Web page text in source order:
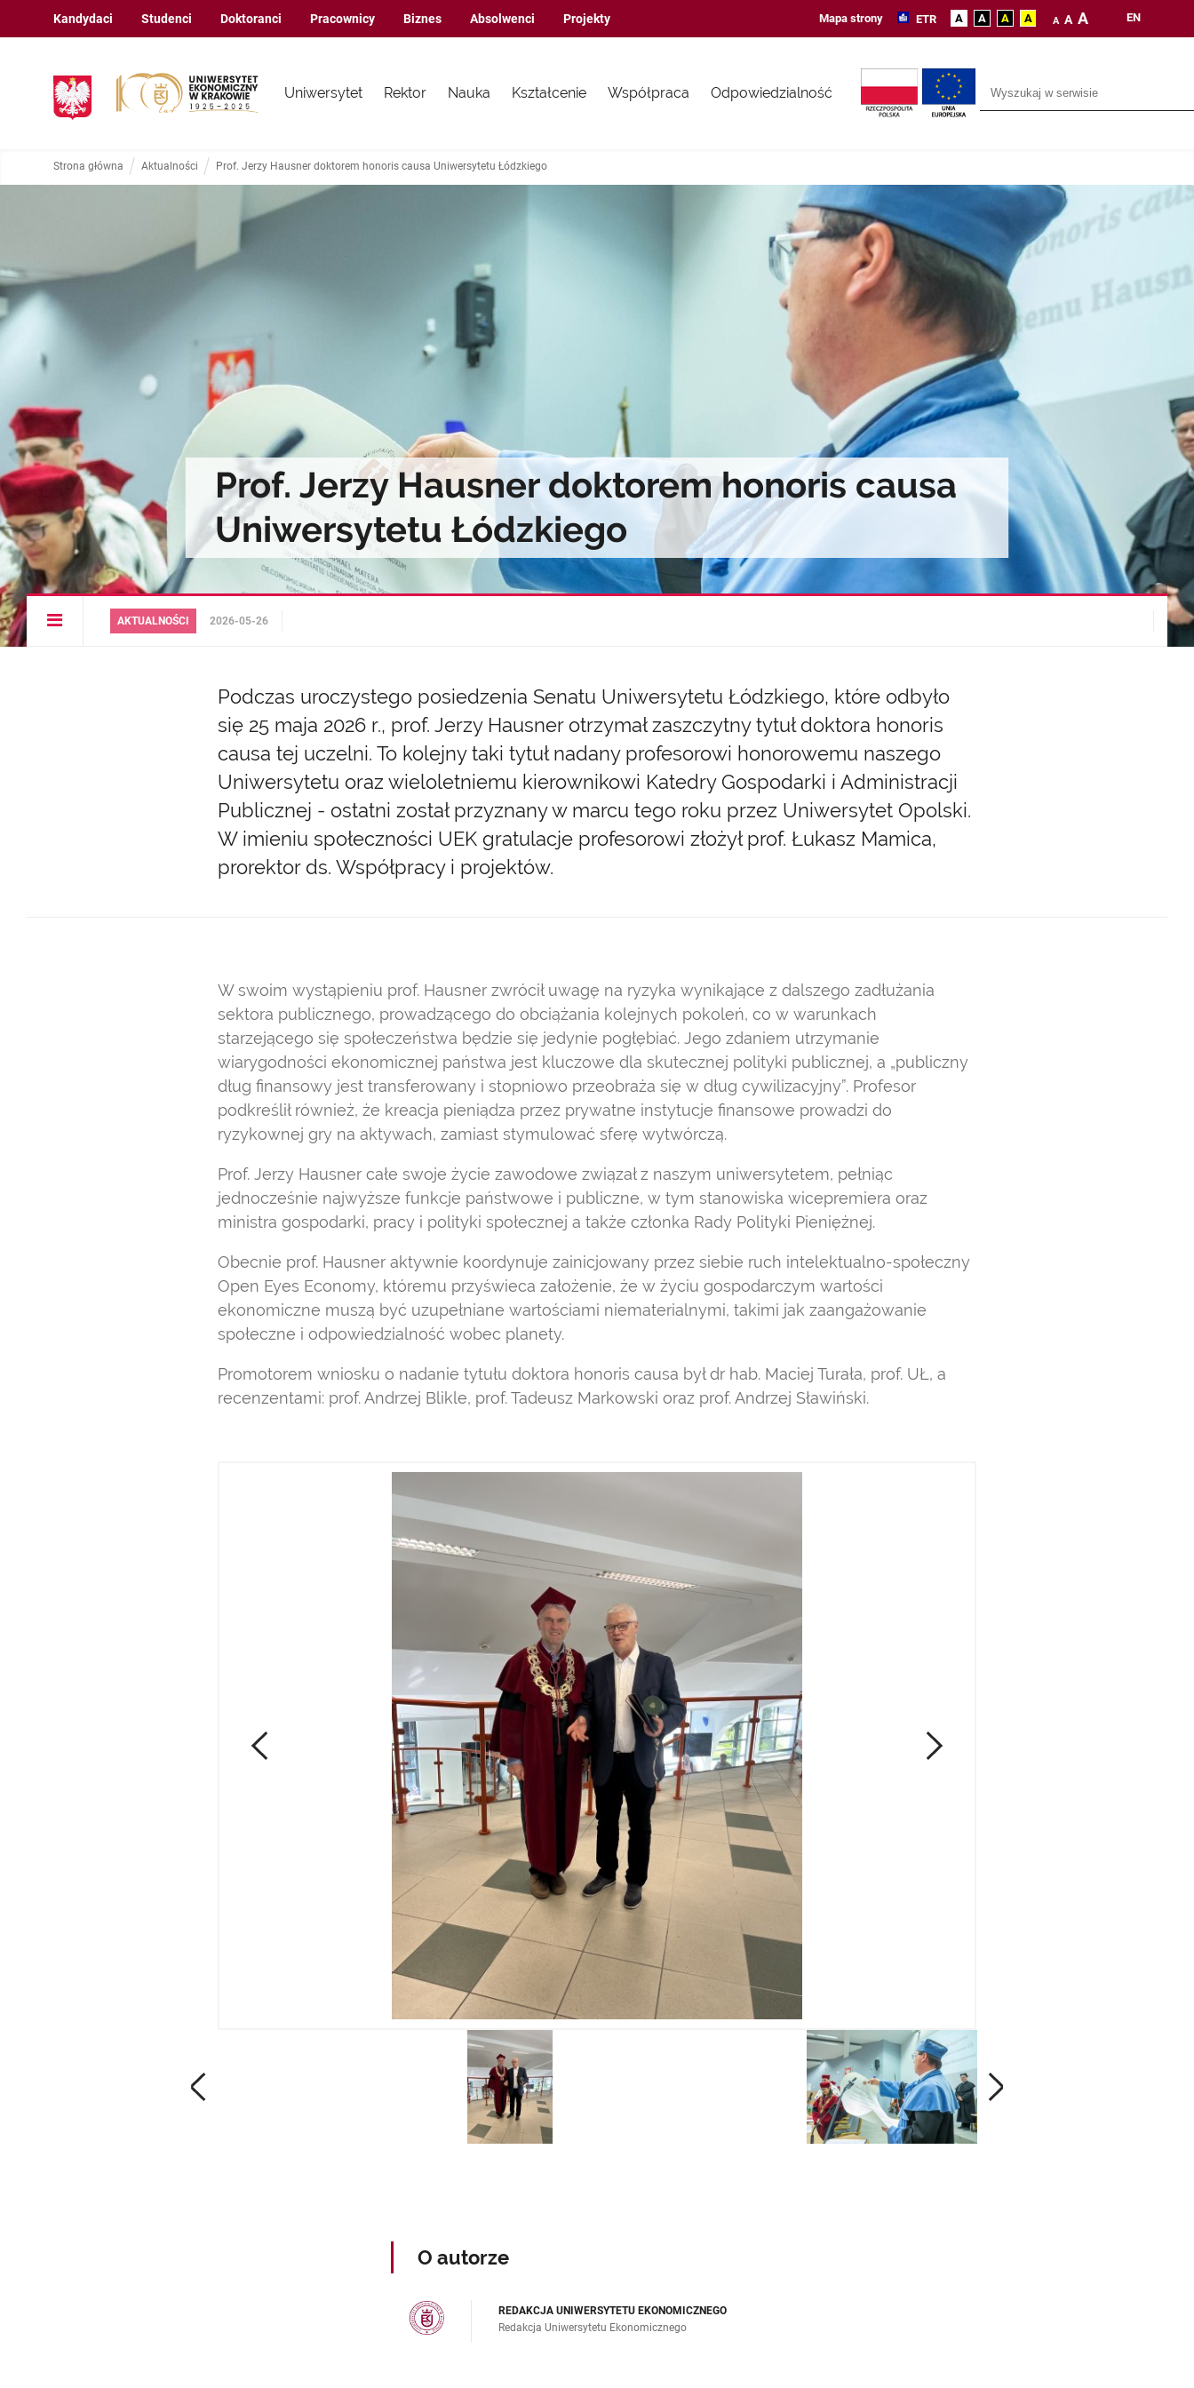
Kandydaci Studenci Doktoranci Pracownicy Biznes Absolwenci Projekty Mapa strony ETR A A A A A A A EN
Uniwersytet Rektor Nauka Kształcenie Współpraca Odpowiedzialność
Strona główna Aktualności Prof. Jerzy Hausner doktorem honoris causa Uniwersytetu Łódzkiego
Prof. Jerzy Hausner doktorem honoris causa
Uniwersytetu Łódzkiego
Open
AKTUALNOŚCI 2026-05-26
Podczas uroczystego posiedzenia Senatu Uniwersytetu Łódzkiego, które odbyło
się 25 maja 2026 r., prof. Jerzy Hausner otrzymał zaszczytny tytuł doktora honoris
causa tej uczelni. To kolejny taki tytuł nadany profesorowi honorowemu naszego
Uniwersytetu oraz wieloletniemu kierownikowi Katedry Gospodarki i Administracji
Publicznej - ostatni został przyznany w marcu tego roku przez Uniwersytet Opolski.
W imieniu społeczności UEK gratulacje profesorowi złożył prof. Łukasz Mamica,
prorektor ds. Współpracy i projektów.
W swoim wystąpieniu prof. Hausner zwrócił uwagę na ryzyka wynikające z dalszego zadłużania
sektora publicznego, prowadzącego do obciążania kolejnych pokoleń, co w warunkach
starzejącego się społeczeństwa będzie się jedynie pogłębiać. Jego zdaniem utrzymanie
wiarygodności ekonomicznej państwa jest kluczowe dla skutecznej polityki publicznej, a „publiczny
dług finansowy jest transferowany i stopniowo przeobraża się w dług cywilizacyjny”. Profesor
podkreślił również, że kreacja pieniądza przez prywatne instytucje finansowe prowadzi do
ryzykownej gry na aktywach, zamiast stymulować sferę wytwórczą.
Prof. Jerzy Hausner całe swoje życie zawodowe związał z naszym uniwersytetem, pełniąc
jednocześnie najwyższe funkcje państwowe i publiczne, w tym stanowiska wicepremiera oraz
ministra gospodarki, pracy i polityki społecznej a także członka Rady Polityki Pieniężnej.
Obecnie prof. Hausner aktywnie koordynuje zainicjowany przez siebie ruch intelektualno-społeczny
Open Eyes Economy, któremu przyświeca założenie, że w życiu gospodarczym wartości
ekonomiczne muszą być uzupełniane wartościami niematerialnymi, takimi jak zaangażowanie
społeczne i odpowiedzialność wobec planety.
Promotorem wniosku o nadanie tytułu doktora honoris causa był dr hab. Maciej Turała, prof. UŁ, a
recenzentami: prof. Andrzej Blikle, prof. Tadeusz Markowski oraz prof. Andrzej Sławiński.
O autorze
REDAKCJA UNIWERSYTETU EKONOMICZNEGO
Redakcja Uniwersytetu Ekonomicznego